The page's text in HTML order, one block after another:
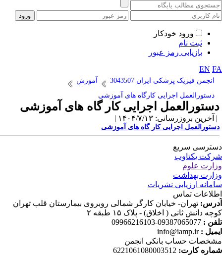
ورود خودکار
ثبت نام
بازیابی رمز عبور
EN
انجمن فیزیک پزشکی ایران 3043507
آموزش
دستورالعمل اجرایی کارگاه های آموزشی
اجرایی کار گاه های آموزشی
بروزرسانی: ۱۴۰۴/۷/۱۳ |
اجرایی کار گاه های آموزشی
سریع
یکتاوب
علوم
بهداشت
ارزیابی نشریات
تماس
تهران- خیابان کارگر شمالی روبروی بیمارستان قلب تهران
دانش ثانی ( اخلاق) - پلاک ۱۵ طبقه ۲
:
09387065077-09966216103
:
info@iamp.ir
حساب بانکی انجمن
کارت:6221061080003512